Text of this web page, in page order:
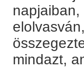
mindazt,